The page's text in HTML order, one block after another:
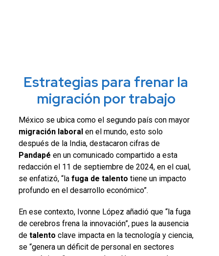
Estrategias para frenar la
migración por trabajo
México se ubica como el segundo país con mayor
migración laboralen el mundo, esto solo
después de la India, destacaron cifras de
Pandapé en un comunicado compartido a esta
redacción el 11 de septiembre de 2024, en el cual,
se enfatizó, “la fuga de talento tiene un impacto
profundo en el desarrollo económico”.
En ese contexto, Ivonne López añadió que “la fuga
de cerebros frena la innovación”, pues la ausencia
de talento clave impacta en la tecnología y ciencia,
se “genera un déficit de personal en sectores